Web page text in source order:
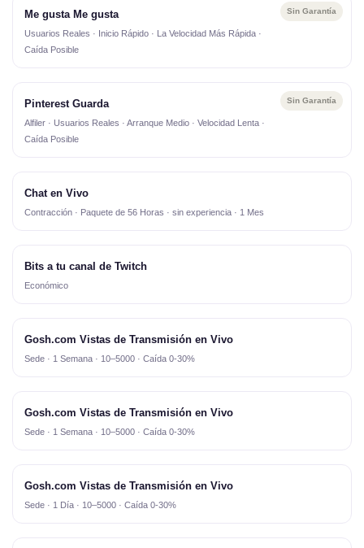
Sin Garantía
Me gusta Me gusta
Usuarios Reales · Inicio Rápido · La Velocidad Más Rápida ·
Caída Posible
Sin Garantía
Pinterest Guarda
Alfiler · Usuarios Reales · Arranque Medio · Velocidad Lenta ·
Caída Posible
Chat en Vivo
Contracción · Paquete de 56 Horas · sin experiencia · 1 Mes
Bits a tu canal de Twitch
Económico
Gosh.com Vistas de Transmisión en Vivo
Sede · 1 Semana · 10–5000 · Caída 0-30%
Gosh.com Vistas de Transmisión en Vivo
Sede · 1 Semana · 10–5000 · Caída 0-30%
Gosh.com Vistas de Transmisión en Vivo
Sede · 1 Día · 10–5000 · Caída 0-30%